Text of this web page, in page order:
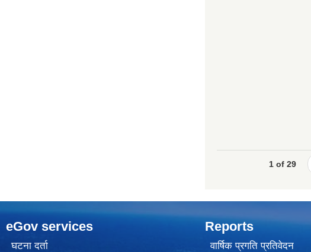
1 of 29
eGov services
घटना दर्ता
Reports
वार्षिक प्रगति प्रतिवेदन